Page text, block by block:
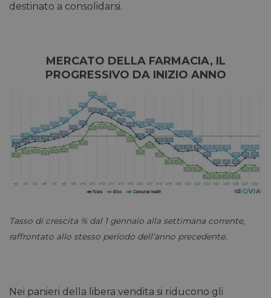
destinato a consolidarsi.
MERCATO DELLA FARMACIA, IL
PROGRESSIVO DA INIZIO ANNO
Tasso di crescita % dal 1 gennaio alla settimana corrente,
raffrontato allo stesso periodo dell’anno precedente.
Nei panieri della libera vendita si riducono gli